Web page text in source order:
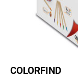
COLORFIND